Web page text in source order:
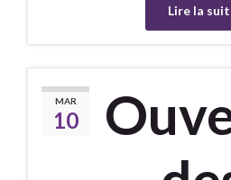
Lire la
MAR
10